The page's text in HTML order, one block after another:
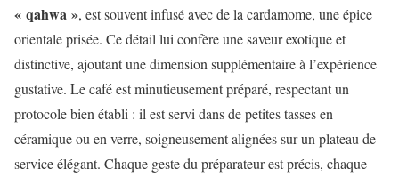
« qahwa », est souvent infusé avec de la cardamome, une épice
orientale prisée. Ce détail lui confère une saveur exotique et
distinctive, ajoutant une dimension supplémentaire à l’expérience
gustative. Le café est minutieusement préparé, respectant un
protocole bien établi : il est servi dans de petites tasses en
céramique ou en verre, soigneusement alignées sur un plateau de
service élégant. Chaque geste du préparateur est précis, chaque